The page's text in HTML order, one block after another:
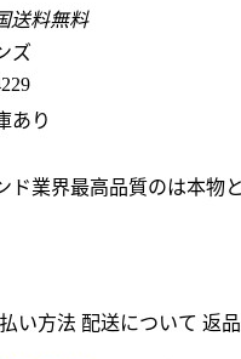
送料無料
ズ
あり
業界最高品質のは本物
い方法 配送について 返